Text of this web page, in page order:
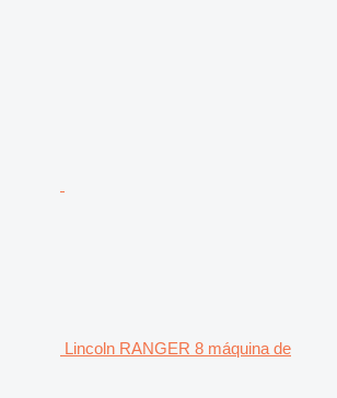
Lincoln RANGER 8 máquina de